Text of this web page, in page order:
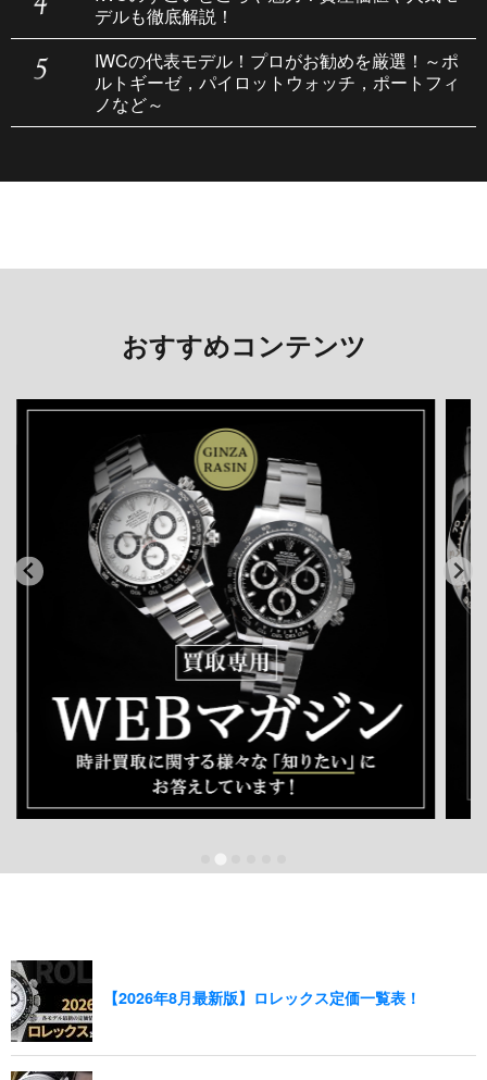
デルも徹底解説！
IWCの代表モデル！プロがお勧めを厳選！～ポ
ルトギーゼ，パイロットウォッチ，ポートフィ
ノなど～
おすすめコンテンツ